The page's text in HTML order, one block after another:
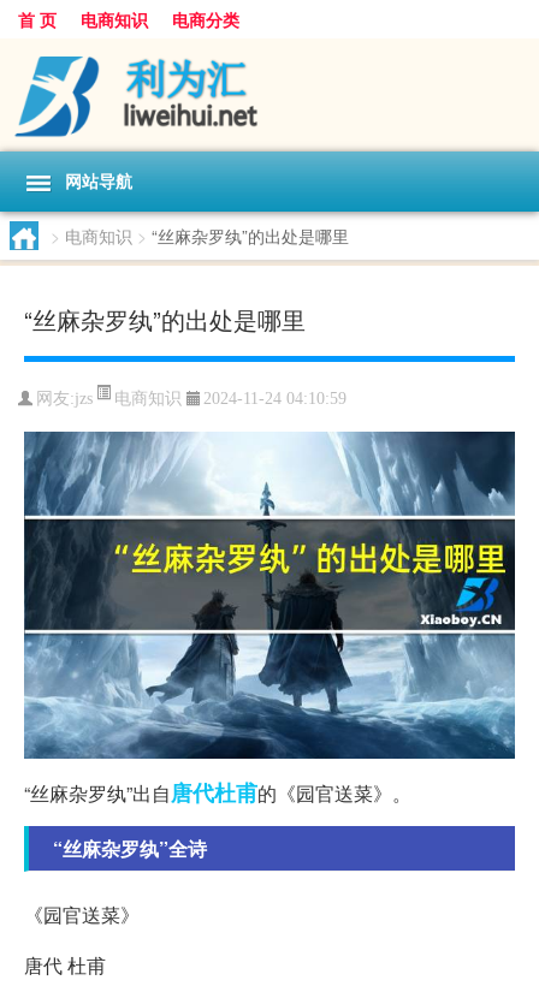
首 页 电商知识 电商分类
网站导航
> 电商知识 > “丝麻杂罗纨”的出处是哪里
“丝麻杂罗纨”的出处是哪里
网友:jzs 电商知识 2024-11-24 04:10:59
“丝麻杂罗纨”出自唐代杜甫的《园官送菜》。
“丝麻杂罗纨”全诗
《园官送菜》
唐代 杜甫